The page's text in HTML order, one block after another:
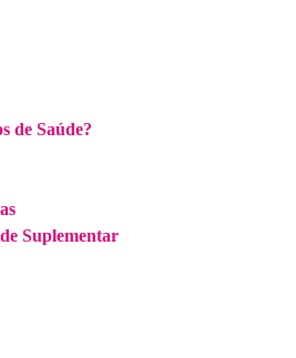
de Saúde?
Suplementar